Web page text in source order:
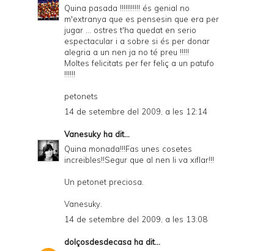
Quina pasada !!!!!!!!!!! és genial no
m'extranya que es pensesin que era per
jugar ... ostres t'ha quedat en serio
espectacular i a sobre si és per donar
alegria a un nen ja no té preu !!!!!
Moltes felicitats per fer feliç a un patufo
!!!!!!
petonets
14 de setembre del 2009, a les 12:14
Vanesukyha dit...
Quina monada!!!Fas unes cosetes
increibles!!Segur que al nen li va xiflar!!!
Un petonet preciosa.
Vanesuky.
14 de setembre del 2009, a les 13:08
dolçosdesdecasa ha dit...